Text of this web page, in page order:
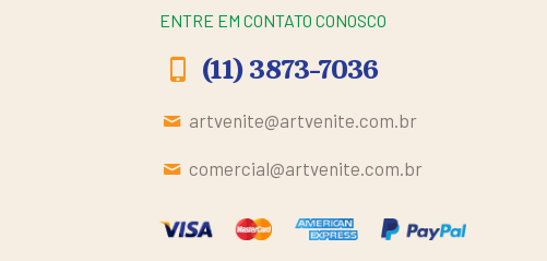
ENTRE EM CONTATO CONOSCO
(11) 3873-7036
artvenite@artvenite.com.br
comercial@artvenite.com.br